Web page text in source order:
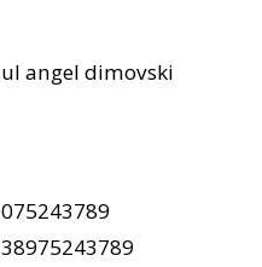
ul angel dimovski
075243789
38975243789